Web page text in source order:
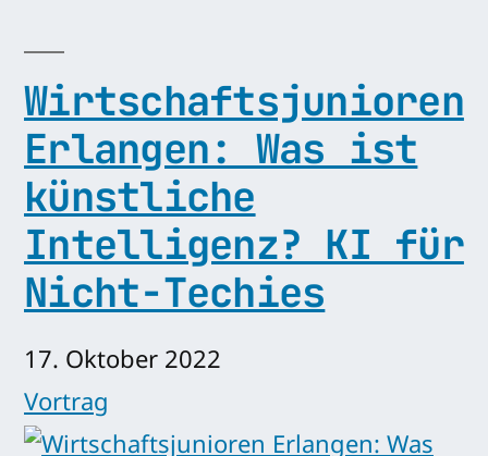
Wirtschaftsjunioren
Erlangen: Was ist
künstliche
Intelligenz? KI für
Nicht-Techies
17. Oktober 2022
Vortrag